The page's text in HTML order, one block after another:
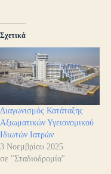
Σχετικά
Διαγωνισμός Κατάταξης
Αξιωματικών Υγειονομικού
Ιδιωτών Ιατρών
3 Νοεμβρίου 2025
σε "Σταδιοδρομία"